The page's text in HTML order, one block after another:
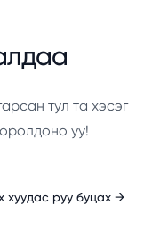
тул та хэсэг
уу!
хуудас руу буцах →